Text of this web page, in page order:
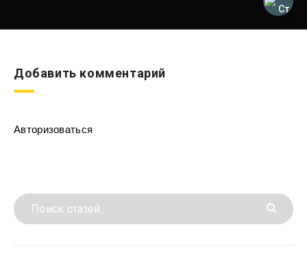
Добавить комментарий
Авторизоваться